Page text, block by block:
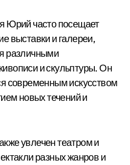
Юрий часто посещает
выставки и галереи,
различными
и скульптуры. Он
современным искусством
новых течений и
увлечен театром и
разных жанров и